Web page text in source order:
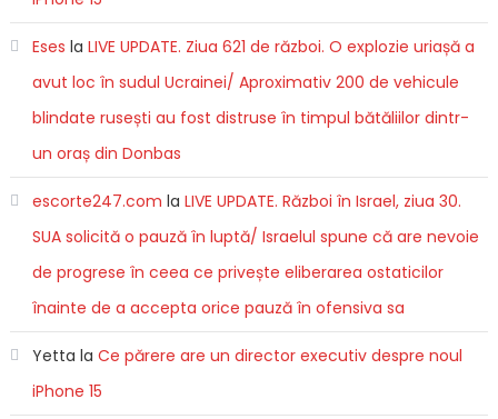
Eses la LIVE UPDATE. Ziua 621 de război. O explozie uriașă a
avut loc în sudul Ucrainei/ Aproximativ 200 de vehicule
blindate rusești au fost distruse în timpul bătăliilor dintr-
un oraș din Donbas
escorte247.com la LIVE UPDATE. Război în Israel, ziua 30.
SUA solicită o pauză în luptă/ Israelul spune că are nevoie
de progrese în ceea ce privește eliberarea ostaticilor
înainte de a accepta orice pauză în ofensiva sa
Yetta la Ce părere are un director executiv despre noul
iPhone 15